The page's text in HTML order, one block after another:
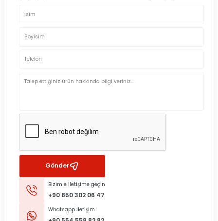
Gönder
Bizimle iletişime geçin
+90 850 302 06 47
Whatsapp İletişim